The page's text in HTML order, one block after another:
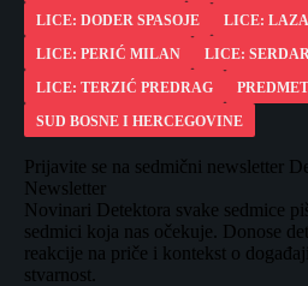
LICE: DODER SPASOJE
LICE:
LICE: PERIĆ MILAN
LICE:
LICE: TERZIĆ PREDRAG
SUD BOSNE I HERCEGOVINE
Prijavite se na sedmični newsletter
Newsletter
Novinari Detektora svake sedmice
sedmici koja nas očekuje. Donose
reakcije na priče i kontekst o
stvarnost.